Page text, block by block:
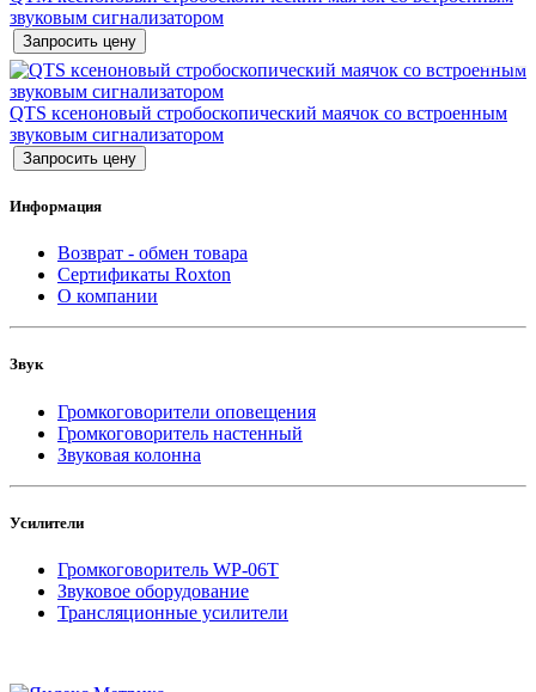
звуковым сигнализатором
Запросить цену
QTS ксеноновый стробоскопический маячок со встроенным
звуковым сигнализатором
Запросить цену
Информация
Возврат - обмен товара
Сертификаты Roxton
О компании
Звук
Громкоговорители оповещения
Громкоговоритель настенный
Звуковая колонна
Усилители
Громкоговоритель WP-06T
Звуковое оборудование
Трансляционные усилители